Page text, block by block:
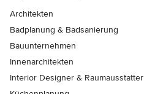
Architekten
Badplanung & Badsanierung
Bauunternehmen
Innenarchitekten
Interior Designer & Raumausstatter